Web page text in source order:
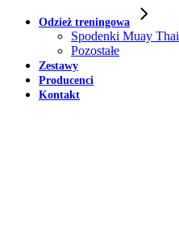
Odzież treningowa
Spodenki Muay Thai
Pozostałe
Zestawy
Producenci
Kontakt